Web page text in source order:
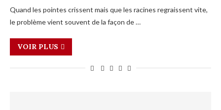
Quand les pointes crissent mais que les racines regraissent vite,
le problème vient souvent de la façon de …
VOIR PLUS